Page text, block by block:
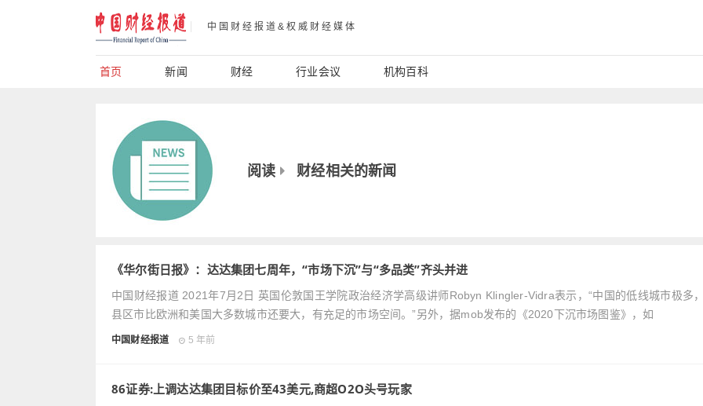
中国财经报道&权威财经媒体
首页 新闻 财经 行业会议 机构百科
阅读 财经相关的新闻
《华尔街日报》：达达集团七周年，“市场下沉”与“多品类”齐头并进
中国财经报道 2021年7月2日 英国伦敦国王学院政治经济学高级讲师Robyn Klingler-Vidra表示，“中国的低线城市极多
县区市比欧洲和美国大多数城市还要大，有充足的市场空间。”另外，据mob发布的《2020下沉市场图鉴》，如
中国财经报道 5 年前
86证券:上调达达集团目标价至43美元,商超O2O头号玩家